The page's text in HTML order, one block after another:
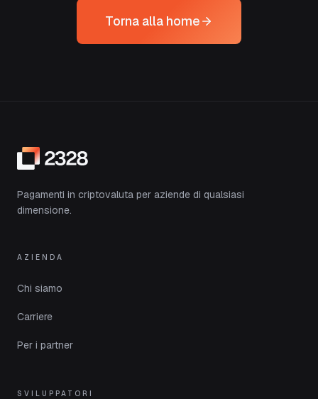
Torna alla home
Pagamenti in criptovaluta per aziende di qualsiasi
dimensione.
AZIENDA
Chi siamo
Carriere
Per i partner
SVILUPPATORI